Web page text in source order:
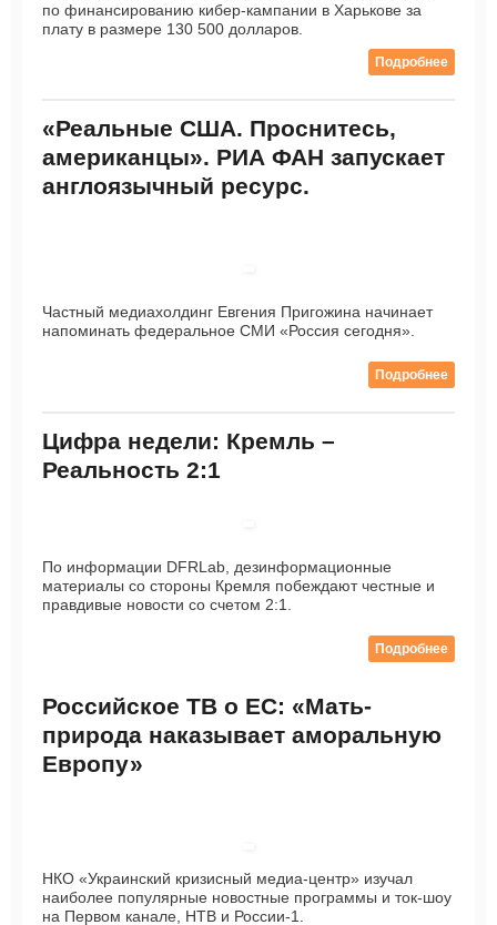
по финансированию кибер-кампании в Харькове за
плату в размере 130 500 долларов.
Подробнее
«Реальные США. Проснитесь,
американцы». РИА ФАН запускает
англоязычный ресурс.
Частный медиахолдинг Евгения Пригожина начинает
напоминать федеральное СМИ «Россия сегодня».
Подробнее
Цифра недели: Кремль –
Реальность 2:1
По информации DFRLab, дезинформационные
материалы со стороны Кремля побеждают честные и
правдивые новости со счетом 2:1.
Подробнее
Российское ТВ о ЕС: «Мать-
природа наказывает аморальную
Европу»
НКО «Украинский кризисный медиа-центр» изучал
наиболее популярные новостные программы и ток-шоу
на Первом канале, НТВ и России-1.